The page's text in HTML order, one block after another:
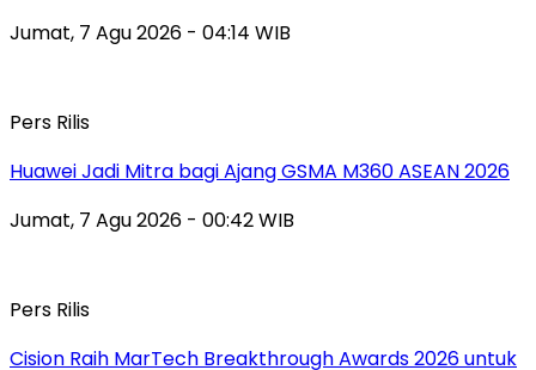
Jumat, 7 Agu 2026 - 04:14 WIB
Pers Rilis
Huawei Jadi Mitra bagi Ajang GSMA M360 ASEAN 2026
Jumat, 7 Agu 2026 - 00:42 WIB
Pers Rilis
Cision Raih MarTech Breakthrough Awards 2026 untuk